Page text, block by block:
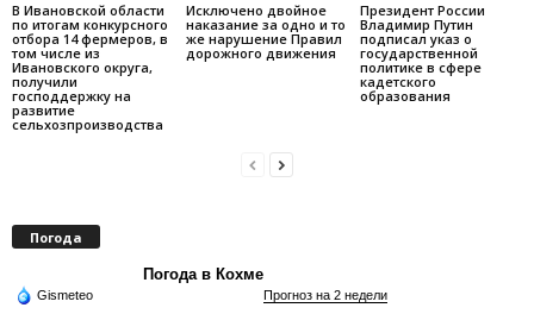
В Ивановской области
по итогам конкурсного
отбора 14 фермеров, в
том числе из
Ивановского округа,
получили
господдержку на
развитие
сельхозпроизводства
Исключено двойное
наказание за одно и то
же нарушение Правил
дорожного движения
Президент России
Владимир Путин
подписал указ о
государственной
политике в сфере
кадетского
образования
Погода
Погода в Кохме
Gismeteo Прогноз на 2 недели